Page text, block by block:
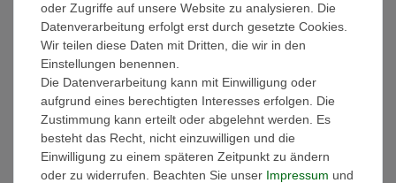
Hersteller
Ausstattung:
- Die Handtücher sind gewebt und besonders saugstark!
- Griffiges Volumen
- Sanfter Massageeffekt
- Hautsympathisch und Strapazierfähig
- Hochwertige dekorative Bordüre im klassischen Design
oder Zugriffe auf unsere Website zu analysieren. Die
Datenverarbeitung erfolgt erst durch gesetzte Cookies.
Wir teilen diese Daten mit Dritten, die wir in den
Einstellungen benennen.
Die Datenverarbeitung kann mit Einwilligung oder
aufgrund eines berechtigten Interesses erfolgen. Die
Zustimmung kann erteilt oder abgelehnt werden. Es
besteht das Recht, nicht einzuwilligen und die
Einwilligung zu einem späteren Zeitpunkt zu ändern
oder zu widerrufen. Beachten Sie unser Impressum und